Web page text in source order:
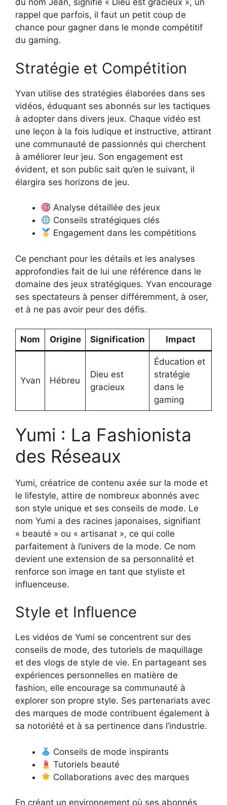
du nom Jean, signifie « Dieu est gracieux », un
rappel que parfois, il faut un petit coup de
chance pour gagner dans le monde compétitif
du gaming.
Stratégie et Compétition
Yvan utilise des stratégies élaborées dans ses
vidéos, éduquant ses abonnés sur les tactiques
à adopter dans divers jeux. Chaque vidéo est
une leçon à la fois ludique et instructive, attirant
une communauté de passionnés qui cherchent
à améliorer leur jeu. Son engagement est
évident, et son public sait qu’en le suivant, il
élargira ses horizons de jeu.
Analyse détaillée des jeux
Conseils stratégiques clés
Engagement dans les compétitions
Ce penchant pour les détails et les analyses
approfondies fait de lui une référence dans le
domaine des jeux stratégiques. Yvan encourage
ses spectateurs à penser différemment, à oser,
et à ne pas avoir peur des défis.
Nom Origine Signification Impact
Yvan Hébreu
Dieu est
gracieux
Éducation et
stratégie
dans le
gaming
Yumi : La Fashionista
des Réseaux
Yumi, créatrice de contenu axée sur la mode et
le lifestyle, attire de nombreux abonnés avec
son style unique et ses conseils de mode. Le
nom Yumi a des racines japonaises, signifiant
« beauté » ou « artisanat », ce qui colle
parfaitement à l’univers de la mode. Ce nom
devient une extension de sa personnalité et
renforce son image en tant que styliste et
influenceuse.
Style et Influence
Les vidéos de Yumi se concentrent sur des
conseils de mode, des tutoriels de maquillage
et des vlogs de style de vie. En partageant ses
expériences personnelles en matière de
fashion, elle encourage sa communauté à
explorer son propre style. Ses partenariats avec
des marques de mode contribuent également à
sa notoriété et à sa pertinence dans l’industrie.
Conseils de mode inspirants
Tutoriels beauté
Collaborations avec des marques
En créant un environnement où ses abonnés